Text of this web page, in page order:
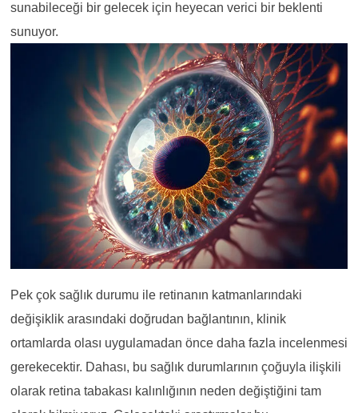
sunabileceği bir gelecek için heyecan verici bir beklenti
sunuyor.
Pek çok sağlık durumu ile retinanın katmanlarındaki
değişiklik arasındaki doğrudan bağlantının, klinik
ortamlarda olası uygulamadan önce daha fazla incelenmesi
gerekecektir. Dahası, bu sağlık durumlarının çoğuyla ilişkili
olarak retina tabakası kalınlığının neden değiştiğini tam